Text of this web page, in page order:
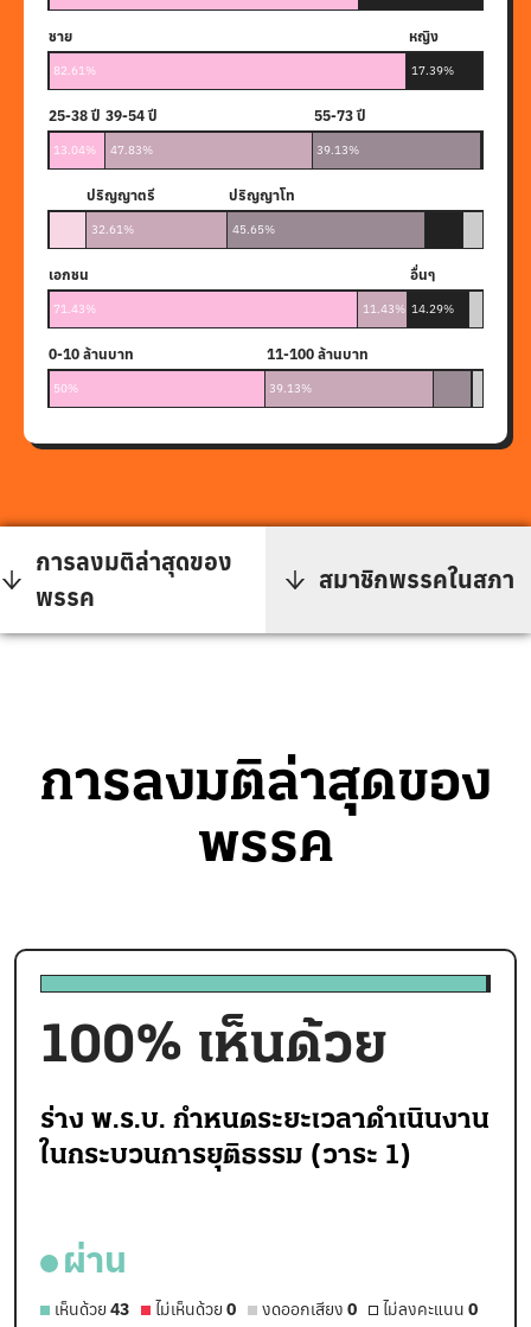
ชาย หญิง
82.61% 17.39%
25-38 ปี 39-54 ปี
55-73 ปี
13.04% 47.83% 39.13%
ต่ำกว่าปริญญาตรี
ปริญญาตรี
ปริญญาโท
32.61% 45.65%
เอกชน
กฎหมาย
อื่นๆ
71.43% 11.43% 14.29%
0-10 ล้านบาท
11-100 ล้านบาท
50% 39.13%
การลงมติล่าสุดของ
พรรค
สมาชิกพรรคในสภา
การลงมติล่าสุดของ
พรรค
100% เห็นด้วย
ร่าง พ.ร.บ. กำหนดระยะเวลาดำเนินงาน
ในกระบวนการยุติธรรม (วาระ 1)
ผ่าน
เห็นด้วย 43 ไม่เห็นด้วย 0 งดออกเสียง 0 ไม่ลงคะแนน 0